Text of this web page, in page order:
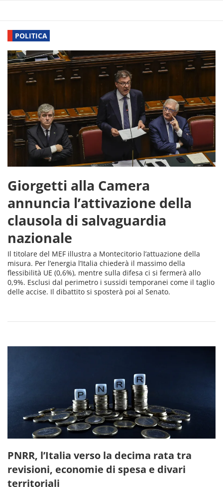
POLITICA
Giorgetti alla Camera
annuncia l’attivazione della
clausola di salvaguardia
nazionale
Il titolare del MEF illustra a Montecitorio l’attuazione della
misura. Per l’energia l’Italia chiederà il massimo della
flessibilità UE (0,6%), mentre sulla difesa ci si fermerà allo
0,9%. Esclusi dal perimetro i sussidi temporanei come il taglio
delle accise. Il dibattito si sposterà poi al Senato.
PNRR, l’Italia verso la decima rata tra
revisioni, economie di spesa e divari
territoriali